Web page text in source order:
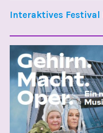
Interaktives Festival